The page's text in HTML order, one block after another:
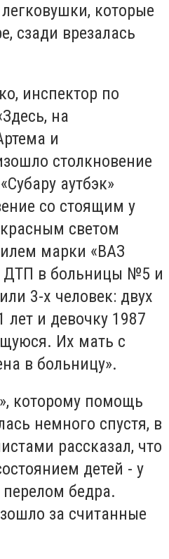
которые
сзади врезалась
инспектор по
на
и
столкновение
аутбэк»
со стоящим у
светом
марки «ВАЗ
ДТП в больницы №5 и
3-х человек: двух
лет и девочку 1987
Их мать с
в больницу».
которому помощь
немного спустя, в
рассказал, что
детей - у
бедра.
за считанные